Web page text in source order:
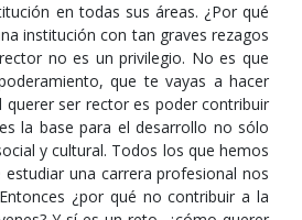
en todas sus áreas. ¿Por qué
institución con tan graves rezagos
no es un privilegio. No es que
que te vayas a hacer
querer ser rector es poder contribuir
la base para el desarrollo no sólo
y cultural. Todos los que hemos
una carrera profesional nos
¿por qué no contribuir a la